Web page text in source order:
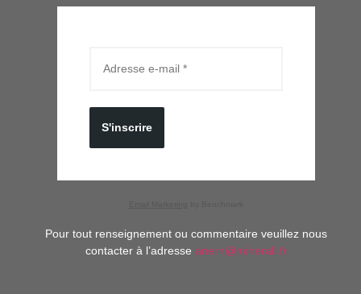
S'inscrire
Pour tout renseignement ou commentaire veuillez nous
contacter à l’adresse anern@minerall.fr